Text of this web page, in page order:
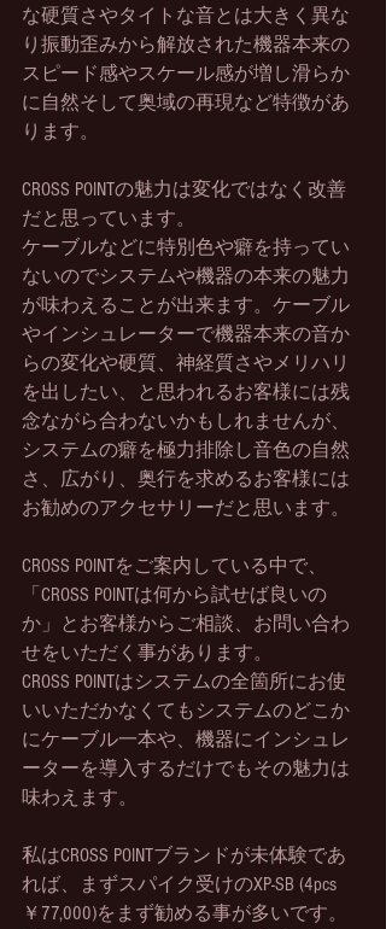
な硬質さやタイトな音とは大きく異な
り振動歪みから解放された機器本来の
スピード感やスケール感が増し滑らか
に自然そして奥域の再現など特徴があ
ります。
CROSS POINTの魅力は変化ではなく改善
だと思っています。
ケーブルなどに特別色や癖を持ってい
ないのでシステムや機器の本来の魅力
が味わえることが出来ます。ケーブル
やインシュレーターで機器本来の音か
らの変化や硬質、神経質さやメリハリ
を出したい、と思われるお客様には残
念ながら合わないかもしれませんが、
システムの癖を極力排除し音色の自然
さ、広がり、奥行を求めるお客様には
お勧めのアクセサリーだと思います。
CROSS POINTをご案内している中で、
「CROSS POINTは何から試せば良いの
か」とお客様からご相談、お問い合わ
せをいただく事があります。
CROSS POINTはシステムの全箇所にお使
いいただかなくてもシステムのどこか
にケーブル一本や、機器にインシュレ
ーターを導入するだけでもその魅力は
味わえます。
私はCROSS POINTブランドが未体験であ
れば、まずスパイク受けのXP-SB (4pcs
￥77,000)をまず勧める事が多いです。